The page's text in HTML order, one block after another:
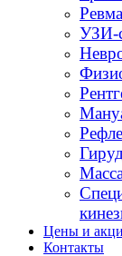
УЗИ-
Цены и
Контакты